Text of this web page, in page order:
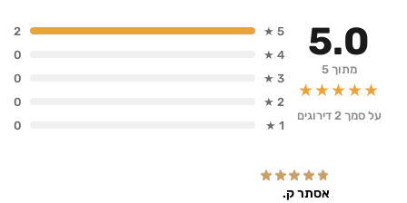
5.0
מתוך 5
★★★★★
על סמך 2 דירוגים
5 ★
2
4 ★
0
3 ★
0
2 ★
0
1 ★
0
אסתר ק.